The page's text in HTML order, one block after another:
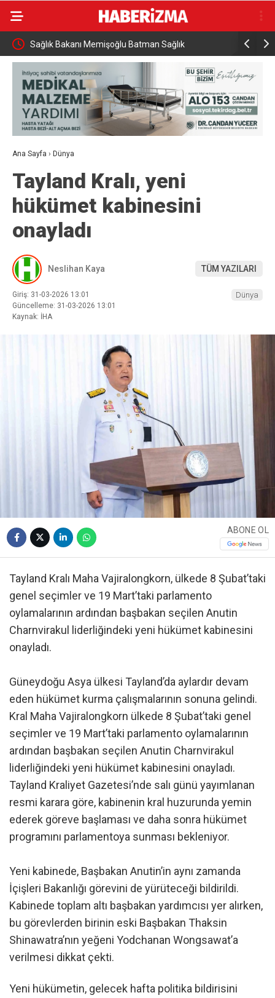
Sağlık Bakanı Memişoğlu Batman Sağlık
Yatırımlarını İnceledi
Hayat
Ana Sayfa › Dünya
Tayland Kralı, yeni
hükümet kabinesini
onayladı
Neslihan Kaya TÜM YAZILARI
Giriş: 31-03-2026 13:01
Güncelleme: 31-03-2026 13:01
Kaynak: İHA
Dünya
ABONE OL
Tayland Kralı Maha Vajiralongkorn, ülkede 8 Şubat’taki
genel seçimler ve 19 Mart’taki parlamento
oylamalarının ardından başbakan seçilen Anutin
Charnvirakul liderliğindeki yeni hükümet kabinesini
onayladı.
Güneydoğu Asya ülkesi Tayland’da aylardır devam
eden hükümet kurma çalışmalarının sonuna gelindi.
Kral Maha Vajiralongkorn ülkede 8 Şubat’taki genel
seçimler ve 19 Mart’taki parlamento oylamalarının
ardından başbakan seçilen Anutin Charnvirakul
liderliğindeki yeni hükümet kabinesini onayladı.
Tayland Kraliyet Gazetesi’nde salı günü yayımlanan
resmi karara göre, kabinenin kral huzurunda yemin
ederek göreve başlaması ve daha sonra hükümet
programını parlamentoya sunması bekleniyor.
Yeni kabinede, Başbakan Anutin’in aynı zamanda
İçişleri Bakanlığı görevini de yürüteceği bildirildi.
Kabinede toplam altı başbakan yardımcısı yer alırken,
bu görevlerden birinin eski Başbakan Thaksin
Shinawatra’nın yeğeni Yodchanan Wongsawat’a
verilmesi dikkat çekti.
Yeni hükümetin, gelecek hafta politika bildirisini